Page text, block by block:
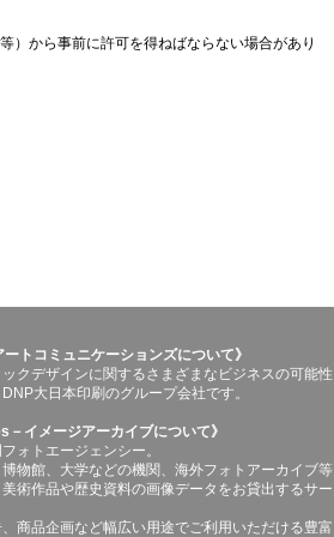
）から事前に許可を得ねばならない場合があり
ートコミュニケーションズについて》
クデザインに関するさまざまなビジネスの可能性
大日本印刷のグループ会社です。
－イメージアーカイブについて》
ォトエージェンシー。
物館、大学などの機関、海外フォトアーカイブ等
術作品や歴史資料の画像データをお貸出するサー
商品企画など幅広い用途でご利用いただける豊富